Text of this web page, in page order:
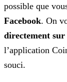
possible que
Facebook. On
directement
l’application
souci.